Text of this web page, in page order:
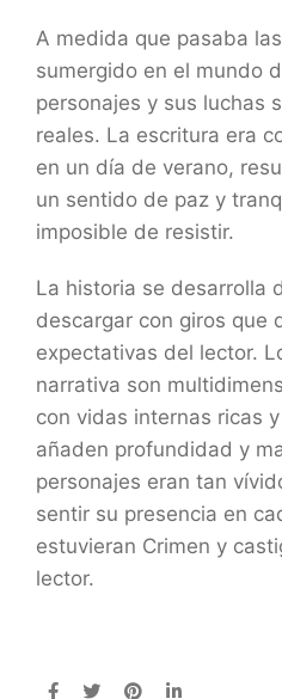
A medida que pasaba
sumergido en el mundo
personajes y sus luchas
reales. La escritura era
en un día de verano,
un sentido de paz y
imposible de resistir.
La historia se desarrolla
descargar con giros que
expectativas del lector.
narrativa son
con vidas internas ricas
añaden profundidad y
personajes eran tan
sentir su presencia en
estuvieran Crimen y
lector.